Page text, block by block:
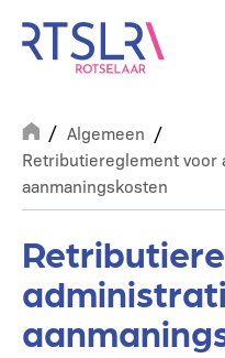
naar
inhoud
gaan
Breadcrumb
Algemeen
Retributiereglement voor
aanmaningskosten